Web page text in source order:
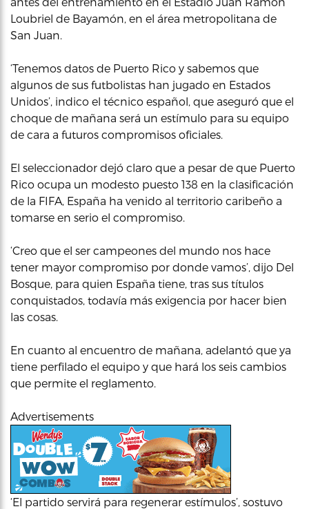
Loubriel de Bayamón, en el área metropolitana de
San Juan.
‘Tenemos datos de Puerto Rico y sabemos que
algunos de sus futbolistas han jugado en Estados
Unidos’, indico el técnico español, que aseguró que el
choque de mañana será un estímulo para su equipo
de cara a futuros compromisos oficiales.
El seleccionador dejó claro que a pesar de que Puerto
Rico ocupa un modesto puesto 138 en la clasificación
de la FIFA, España ha venido al territorio caribeño a
tomarse en serio el compromiso.
‘Creo que el ser campeones del mundo nos hace
tener mayor compromiso por donde vamos’, dijo Del
Bosque, para quien España tiene, tras sus títulos
conquistados, todavía más exigencia por hacer bien
las cosas.
En cuanto al encuentro de mañana, adelantó que ya
tiene perfilado el equipo y que hará los seis cambios
que permite el reglamento.
Advertisements
‘El partido servirá para regenerar estímulos’, sostuvo